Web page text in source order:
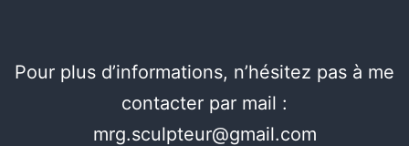
Pour plus d’informations, n’hésitez pas à me
contacter par mail :
mrg.sculpteur@gmail.com